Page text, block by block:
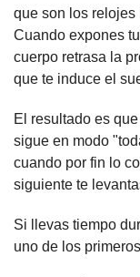
que son los relojes
Cuando expones
cuerpo retrasa la
que te induce el
El resultado es
sigue en modo
cuando por fin lo
siguiente te
Si llevas tiempo
uno de los